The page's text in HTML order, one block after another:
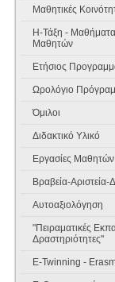
Εισαγωγή
Γυμνασίου
Γυμνασίου
Δεξιοτήτων
Μαθητικές
Έννοιες Σκοπός
Όργανα Σύνθεση
σχολική ζωή
Πενταμελή
Συμβούλιο
Η-Τάξη -
Μαθητών
Ετήσιος
Ωρολόγιο
Διδακτικό Ωράριο
Όμιλοι
Κανονισμός
Όμιλοι 2024-2025
Όμιλοι 2023-
Όμιλοι 2022-
Διδακτικό Υλικό
Α Γυμνασίου
Μαθηματικά
Οικιακή
Μαθηματικά
Φυσική
Γ Γυμνασίου
Μαθηματικά
Εργασίες Μαθητών
Εργασίες
Ετών
Βραβεία-Αριστεία-
Διακρίσεις 2025-
Διακρίσεις 2024-
Αυτοαξιολόγηση
"Πειραματικές
Δραστηριότητες"
Ημερίδες -
E-Twinning -